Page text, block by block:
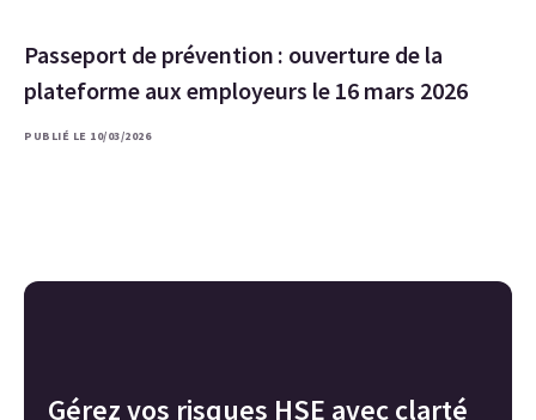
Passeport de prévention : ouverture de la
plateforme aux employeurs le 16 mars 2026
PUBLIÉ LE 10/03/2026
Gérez vos risques HSE avec clarté